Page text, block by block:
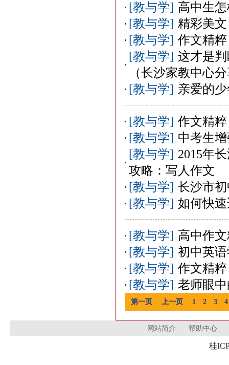
[教与学] 高中生
[教与学] 精彩美文
[教与学] 作文精粹
[教与学] 这才是
（长沙家教中心
[教与学] 亲爱的
[教与学] 作文精粹
[教与学] 中考生
[教与学] 2015年
攻略：写人作文
[教与学] 长沙市
[教与学] 如何快
[教与学] 高中作
[教与学] 初中英
[教与学] 作文精粹
[教与学] 老师眼
第一页 上一页 1 2 3 4
网站简介 帮助中心
桂